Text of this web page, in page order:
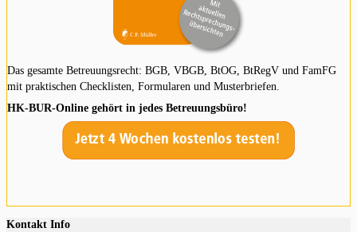
Das gesamte Betreuungsrecht: BGB, VBGB, BtOG, BtRegV und FamFG
mit praktischen Checklisten, Formularen und Musterbriefen.
HK-BUR-Online gehört in jedes Betreuungsbüro!
Kontakt Info